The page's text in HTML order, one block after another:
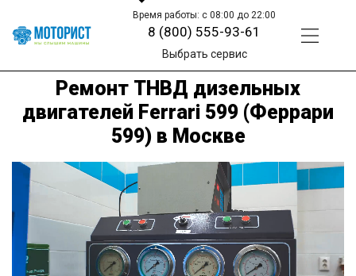
Время работы: с 08:00 до 22:00
8 (800) 555-93-61
Выбрать сервис
Ремонт ТНВД дизельных
двигателей Ferrari 599 (Феррари
599) в Москве